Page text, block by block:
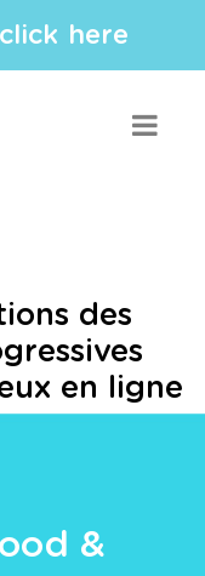
here
des
en ligne
&